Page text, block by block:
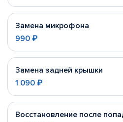
Замена микрофона
990 ₽
Замена задней крышки
1 090 ₽
Восстановление после